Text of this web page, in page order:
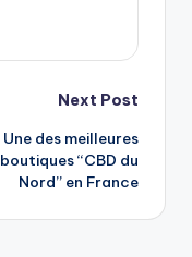
Next Post
Une des meilleures
boutiques “CBD du
Nord” en France